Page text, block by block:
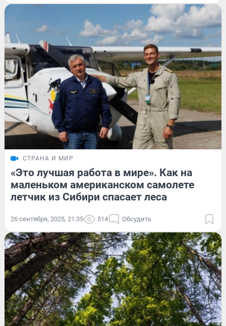
СТРАНА И МИР
«Это лучшая работа в мире». Как на
маленьком американском самолете
летчик из Сибири спасает леса
26 сентября, 2025, 21:35 514 Обсудить